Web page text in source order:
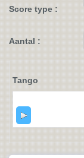
Score type :
Aantal :
Tango